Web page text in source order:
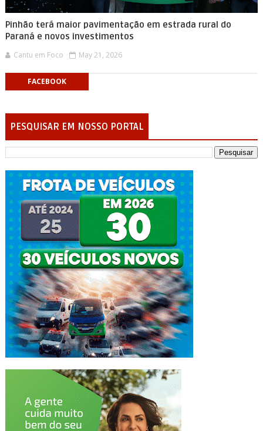
Pinhão terá maior pavimentação em estrada rural do
Paraná e novos investimentos
Cantu em Foco May 21, 2026
FACEBOOK
PESQUISAR EM NOSSO PORTAL